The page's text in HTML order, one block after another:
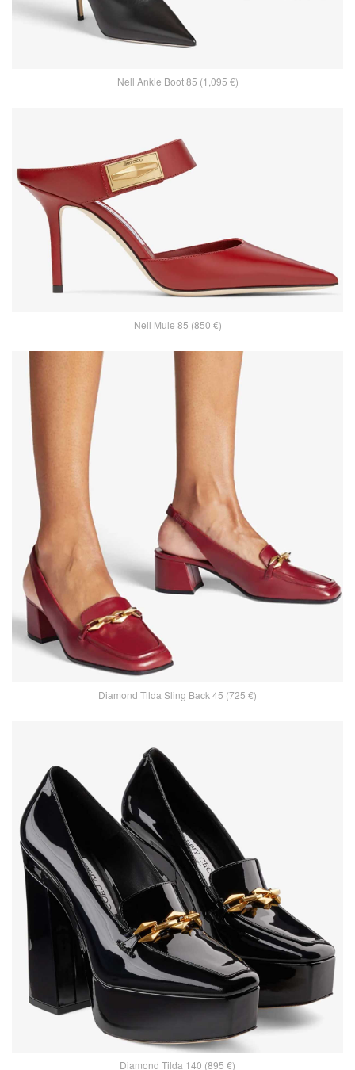
Nell Ankle Boot 85 (1,095 €)
Nell Mule 85 (850 €)
Diamond Tilda Sling Back 45 (725 €)
Diamond Tilda 140 (895 €)